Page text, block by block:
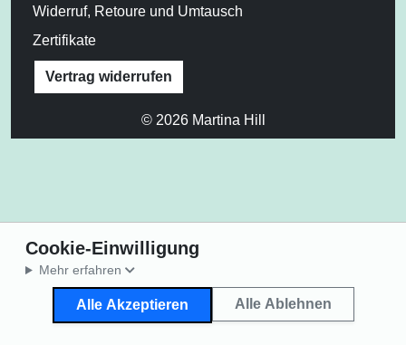
Widerruf, Retoure und Umtausch
Zertifikate
Vertrag widerrufen
© 2026 Martina Hill
Cookie-Einwilligung
Mehr erfahren
Alle Akzeptieren Alle Ablehnen